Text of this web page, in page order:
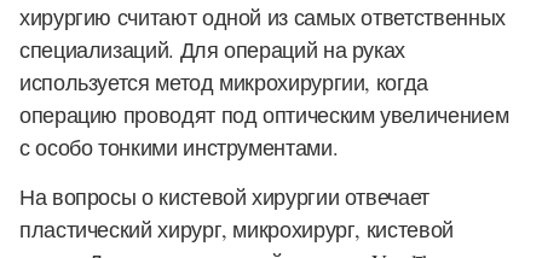
хирургию считают одной из самых ответственных
специализаций. Для операций на руках
используется метод микрохирургии, когда
операцию проводят под оптическим увеличением
с особо тонкими инструментами.
На вопросы о кистевой хирургии отвечает
пластический хирург, микрохирург, кистевой